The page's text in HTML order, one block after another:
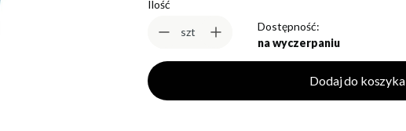
Ilość
szt
Dostępność:
na wyczerpaniu
Dodaj do koszyka